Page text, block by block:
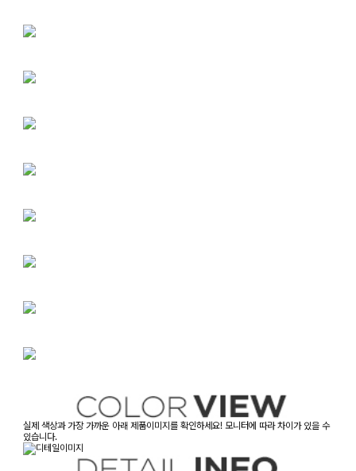
실제 색상과 가장 가까운 아래 제품이미지를 확인하세요! 모니터에 따라 차이가 있을 수
있습니다.